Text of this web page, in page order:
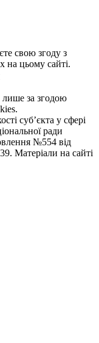
свою згоду з
на цьому сайті.
лише за згодою
суб’єкта у сфері
ради
№554 від
Матеріали на сайті